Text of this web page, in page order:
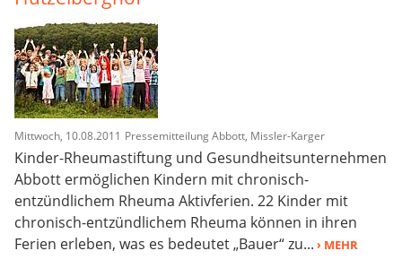
Mittwoch, 10.08.2011 Pressemitteilung Abbott, Missler-Karger
Kinder-Rheumastiftung und Gesundheitsunternehmen
Abbott ermöglichen Kindern mit chronisch-
entzündlichem Rheuma Aktivferien. 22 Kinder mit
chronisch-entzündlichem Rheuma können in ihren
Ferien erleben, was es bedeutet „Bauer“ zu... › MEHR